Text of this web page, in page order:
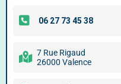
7 Rue Rigaud
26000 Valence